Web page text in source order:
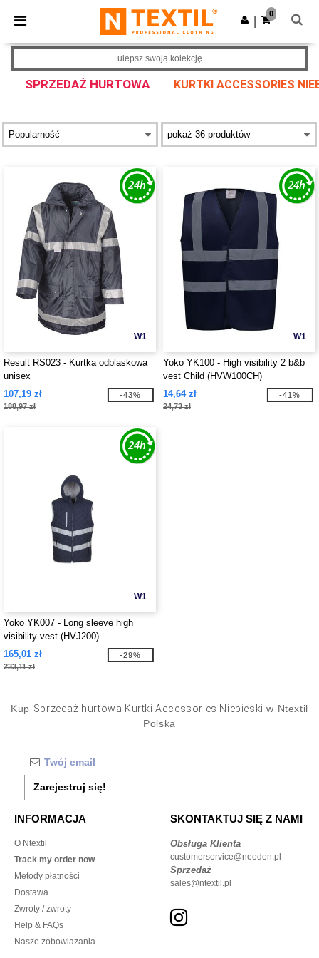
× Aplikacja Ntextil
Lepsze ceny w aplikacji!
Pobierz app
0
SPRZEDAŻ HURTOWA KURTKI ACCESSORIES
ulepsz swoją kolekcję
W1
Result RS023 - Kurtka odblaskowa
unisex
107,19 zł
188,97 zł
-43%
W1
Yoko YK100 - High visibility 2 b&b
vest Child (HVW100CH)
14,64 zł
24,73 zł
-41%
W1
Yoko YK007 - Long sleeve high
visibility vest (HVJ200)
165,01 zł
233,11 zł
-29%
Kup Sprzedaż hurtowa Kurtki Accessories Niebieski w Ntextil
Polska
Zarejestruj się!
INFORMACJA
O Ntextil
Track my order now
Metody płatności
Dostawa
Zwroty / zwroty
Help & FAQs
Nasze zobowiazania
SKONTAKTUJ SIĘ Z NAMI
Obsługa Klienta
customerservice@needen.pl
Sprzedaż
sales@ntextil.pl